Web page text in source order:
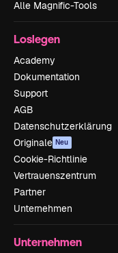
Alle Magnific-Tools
Loslegen
Academy
Dokumentation
Support
AGB
Datenschutzerklärung
Originale Neu
Cookie-Richtlinie
Vertrauenszentrum
Partner
Unternehmen
Unternehmen